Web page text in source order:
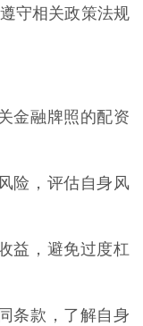
守相关政策法规
金融牌照的配资
险，评估自身风
益，避免过度杠
条款，了解自身